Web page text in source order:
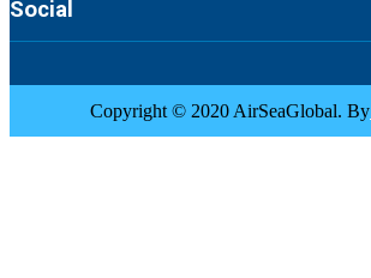
Social
Copyright © 2020 AirSeaGlobal. By